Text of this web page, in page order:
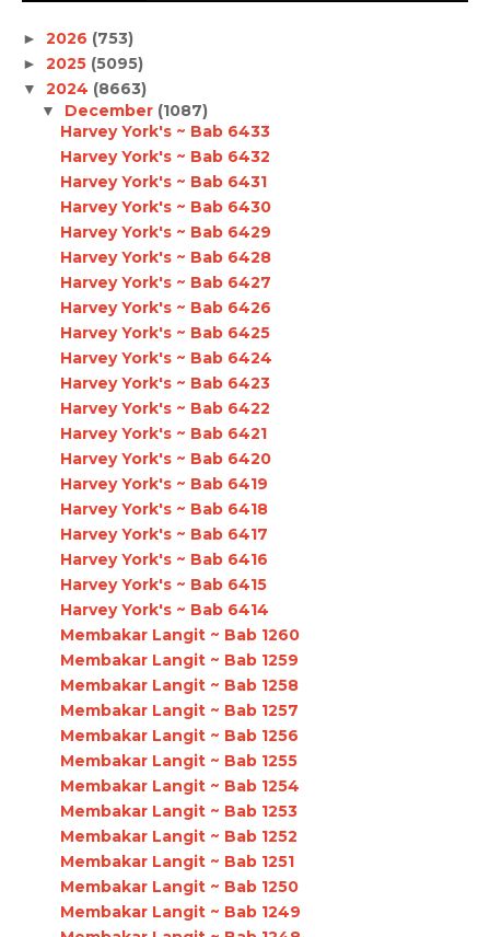
► 2026 (753)
► 2025 (5095)
▼ 2024 (8663)
▼ December (1087)
Harvey York's ~ Bab 6433
Harvey York's ~ Bab 6432
Harvey York's ~ Bab 6431
Harvey York's ~ Bab 6430
Harvey York's ~ Bab 6429
Harvey York's ~ Bab 6428
Harvey York's ~ Bab 6427
Harvey York's ~ Bab 6426
Harvey York's ~ Bab 6425
Harvey York's ~ Bab 6424
Harvey York's ~ Bab 6423
Harvey York's ~ Bab 6422
Harvey York's ~ Bab 6421
Harvey York's ~ Bab 6420
Harvey York's ~ Bab 6419
Harvey York's ~ Bab 6418
Harvey York's ~ Bab 6417
Harvey York's ~ Bab 6416
Harvey York's ~ Bab 6415
Harvey York's ~ Bab 6414
Membakar Langit ~ Bab 1260
Membakar Langit ~ Bab 1259
Membakar Langit ~ Bab 1258
Membakar Langit ~ Bab 1257
Membakar Langit ~ Bab 1256
Membakar Langit ~ Bab 1255
Membakar Langit ~ Bab 1254
Membakar Langit ~ Bab 1253
Membakar Langit ~ Bab 1252
Membakar Langit ~ Bab 1251
Membakar Langit ~ Bab 1250
Membakar Langit ~ Bab 1249